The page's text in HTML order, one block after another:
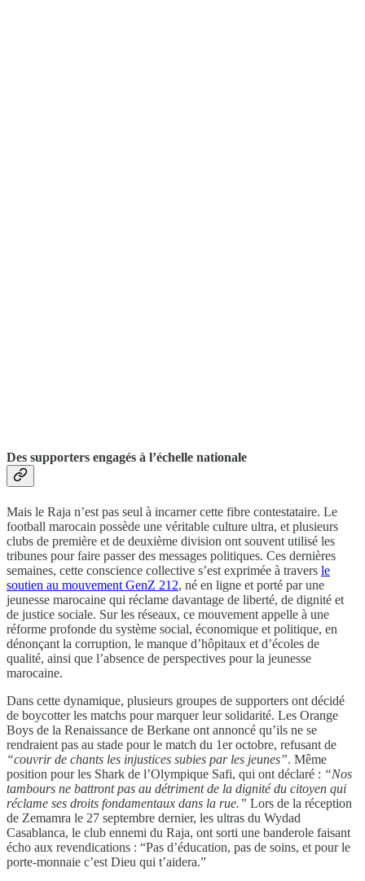
Des supporters engagés à l’échelle nationale
Mais le Raja n’est pas seul à incarner cette fibre contestataire. Le
football marocain possède une véritable culture ultra, et plusieurs
clubs de première et de deuxième division ont souvent utilisé les
tribunes pour faire passer des messages politiques. Ces dernières
semaines, cette conscience collective s’est exprimée à travers le
soutien au mouvement GenZ 212, né en ligne et porté par une
jeunesse marocaine qui réclame davantage de liberté, de dignité et
de justice sociale. Sur les réseaux, ce mouvement appelle à une
réforme profonde du système social, économique et politique, en
dénonçant la corruption, le manque d’hôpitaux et d’écoles de
qualité, ainsi que l’absence de perspectives pour la jeunesse
marocaine.
Dans cette dynamique, plusieurs groupes de supporters ont décidé
de boycotter les matchs pour marquer leur solidarité. Les Orange
Boys de la Renaissance de Berkane ont annoncé qu’ils ne se
rendraient pas au stade pour le match du 1er octobre, refusant de
“couvrir de chants les injustices subies par les jeunes”. Même
position pour les Shark de l’Olympique Safi, qui ont déclaré : “Nos
tambours ne battront pas au détriment de la dignité du citoyen qui
réclame ses droits fondamentaux dans la rue.” Lors de la réception
de Zemamra le 27 septembre dernier, les ultras du Wydad
Casablanca, le club ennemi du Raja, ont sorti une banderole faisant
écho aux revendications : “Pas d’éducation, pas de soins, et pour le
porte-monnaie c’est Dieu qui t’aidera.”